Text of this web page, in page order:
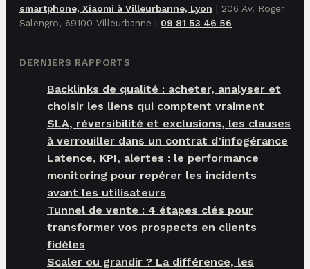
smartphone, Xiaomi à Villeurbanne, Lyon | 206 Av. Roger
Salengro, 69100 Villeurbanne | 09 81 53 46 56
DERNIERS RAPPORTS
Backlinks de qualité : acheter, analyser et
choisir les liens qui comptent vraiment
SLA, réversibilité et exclusions, les clauses
à verrouiller dans un contrat d’infogérance
Latence, KPI, alertes : le performance
monitoring pour repérer les incidents
avant les utilisateurs
Tunnel de vente : 4 étapes clés pour
transformer vos prospects en clients
fidèles
Scaler ou grandir ? La différence, les